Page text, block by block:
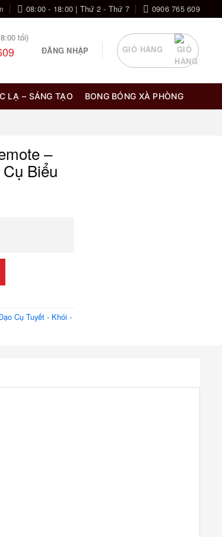
08:00 - 18:00 | Thứ 2 - Thứ 7 0906 765 609
tối)
ĐĂNG NHẬP GIỎ HÀNG
LẠ – SÁNG TẠO BONG BÓNG XÀ PHÒNG
–
Biểu
Cực Đỉnh, Đạo Cụ Biểu Diễn Sân Khấu Chuyên
Cụ Tuyết - Khói -